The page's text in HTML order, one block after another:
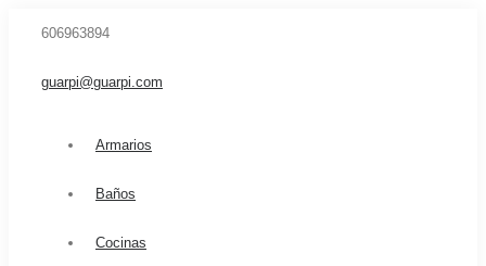
606963894
guarpi@guarpi.com
Armarios
Baños
Cocinas